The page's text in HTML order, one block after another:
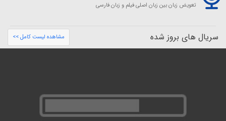
تعویض زبان بین زبان اصلی فیلم و زبان فارسی
سریال های بروز شده مشاهده لیست کامل >>